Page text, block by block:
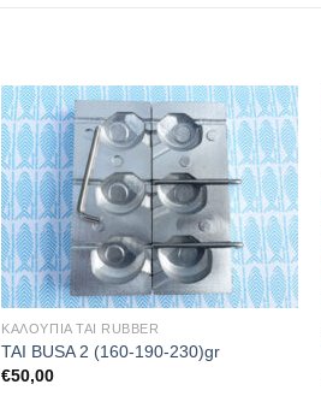
ΚΑΛΟΥΠΙΑ TAI RUBBER
TAI BUSA 2 (160-190-230)gr
€50,00